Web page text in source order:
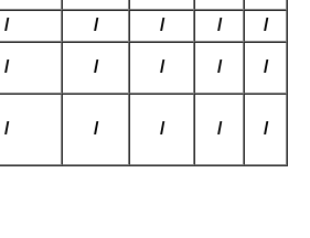
/ / / /
/
/ / / / /
/ / / / /